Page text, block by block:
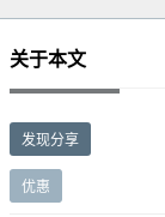
关于本文
发现分享
优惠